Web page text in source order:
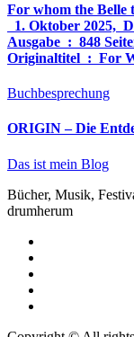
For whom the Belle
1. Oktober 2025,
Ausgabe ‏ : ‎ 848 Seiten, ISBN-13 ‏ : ‎ 978-3764533694,
Buchbesprechung
ORIGIN – Die
Das ist mein Blog
Bücher, Musik,
drumherum